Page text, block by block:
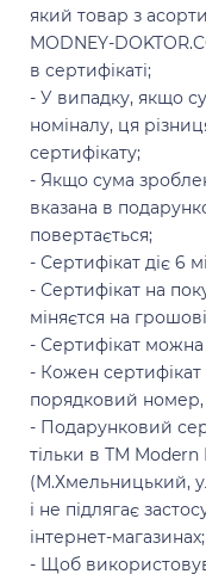
який товар з
MODNEY-
в сертифікаті;
- У випадку, якщо
номіналу, ця
сертифікату;
- Якщо сума
вказана в
повертається;
- Сертифікат діє 6
- Сертифікат на
міняєтся на
- Сертифікат можна
- Кожен сертифікат
порядковий номер,
- Подарунковий
тільки в ТМ
(М.Хмельницький,
і не підлягає
інтернет-магазинах;
- Щоб